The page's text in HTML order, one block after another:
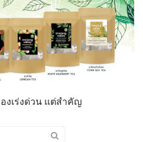
งเร่งด่วน แต่สำคัญ